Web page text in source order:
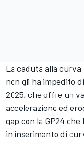
La caduta alla curva
non gli ha impedito
2025, che offre un
accelerazione ed
gap con la GP24
in inserimento di